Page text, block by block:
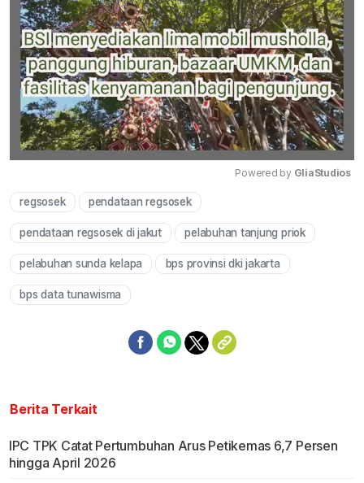
Powered by GliaStudios
regsosek pendataan regsosek
pendataan regsosek di jakut pelabuhan tanjung priok
pelabuhan sunda kelapa bps provinsi dki jakarta
bps data tunawisma
Berita Terkait
IPC TPK Catat Pertumbuhan Arus Petikemas 6,7 Persen
hingga April 2026